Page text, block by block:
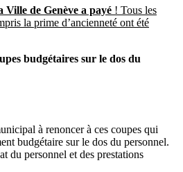
de Genève a payé ! Tous les
la prime d’ancienneté ont été
budgétaires sur le dos du
à renoncer à ces coupes qui
budgétaire sur le dos du personnel.
du personnel et des prestations